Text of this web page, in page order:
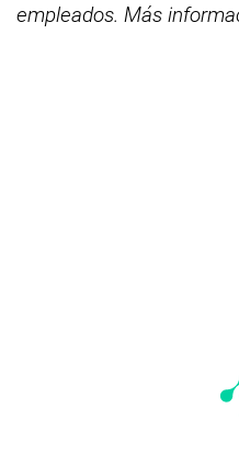
empleados. Más